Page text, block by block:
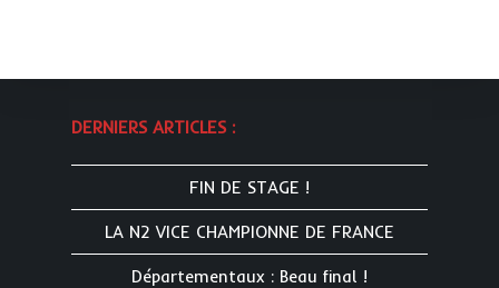
DERNIERS ARTICLES :
FIN DE STAGE !
LA N2 VICE CHAMPIONNE DE FRANCE
Départementaux : Beau final !